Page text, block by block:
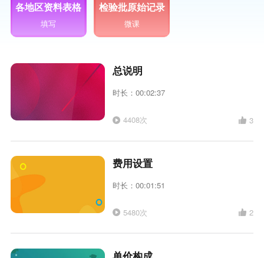
各地区资料表格
填写
检验批原始记录
微课
总说明
时长：00:02:37
4408次 3
费用设置
时长：00:01:51
5480次 2